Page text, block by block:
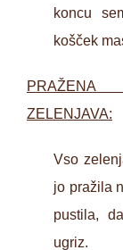
koncu
košček
PRAŽENA
ZELENJAVA:
Vso
jo pražila
pustila,
ugriz.